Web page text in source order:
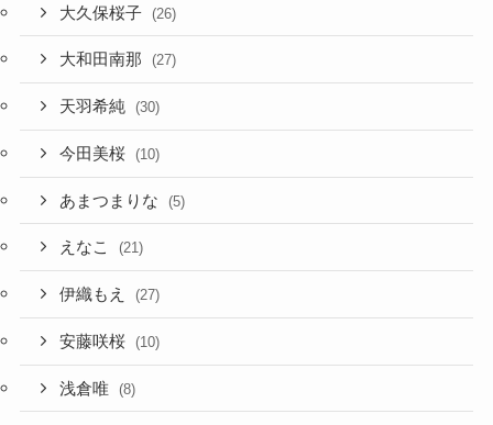
大久保桜子 (26)
大和田南那 (27)
天羽希純 (30)
今田美桜 (10)
あまつまりな (5)
えなこ (21)
伊織もえ (27)
安藤咲桜 (10)
浅倉唯 (8)